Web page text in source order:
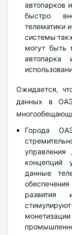
автопарков
быстро
телематики
системы
могут быть
автопарка
Ожидается,
данных в ОАЭ
Города
концепций
данные
развития